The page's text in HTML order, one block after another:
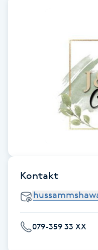
Gellack med förstärkning
Gravidmassage
Gravidyoga
Kontakt
079-359 33 XX